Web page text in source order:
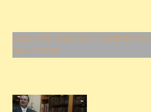
ΕΠΙΣΚΕΨΗ ΔΗΜΑΡΧΟΥ
ΚΟΜΟΤΗΝΗ